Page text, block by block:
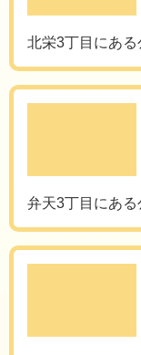
北栄3丁目にある
弁天3丁目にある